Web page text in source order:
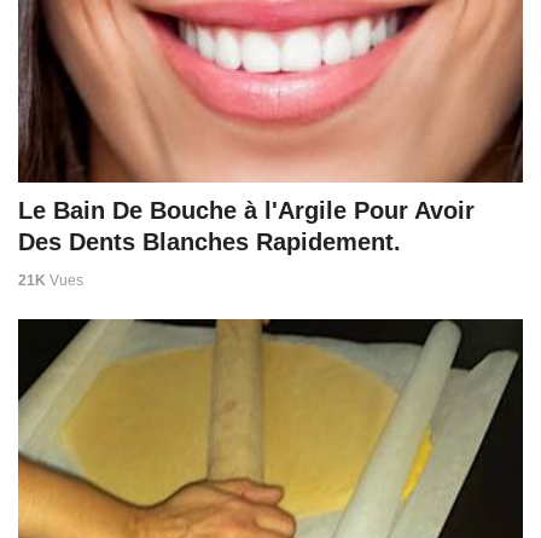
Le Bain De Bouche à l'Argile Pour Avoir
Des Dents Blanches Rapidement.
21K Vues